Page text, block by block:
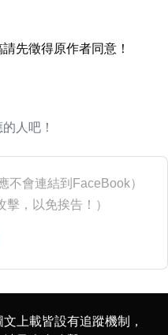
先徵得原作者同意！
人吧！
不會連結到FaceBook）
擊，以免挨告！）
上載皆設有追蹤機制，